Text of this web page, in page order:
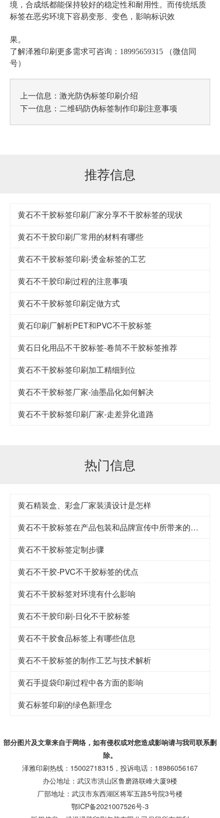
境，合成纸都能保持较好的稳定性和耐用性。而传统纸质
标签在恶劣环境下容易变形、变色，影响标识效
果。
了解泽雅印刷更多需求可咨询：18995659315 （微信同
号）
上一信息： 激光防伪标签印刷介绍
下一信息： 二维码防伪标签制作印刷注意事项
推荐信息
黄石不干胶标签印刷厂家分享不干胶标签的现状
黄石不干胶印刷厂常用的材料有哪些
黄石不干胶标签印刷-烫金标签的工艺
黄石不干胶印刷过程的注意事项
黄石不干胶标签印刷定做方式
黄石印刷厂解析PET和PVC不干胶标签
黄石日化用品不干胶标签-卷筒不干胶标签推荐
黄石不干胶标签印刷加工精细到位
黄石不干胶标签厂家-油墨晶化如何解决
黄石​不干胶标签印刷厂家-走差异化道路
热门信息
黄石精装盒、彩盒厂家装潢设计是怎样
黄石不干胶标签在产品包装和品牌宣传中所带来的益处
黄石不干胶标签定制步骤
黄石不干胶-PVC不干胶标签的优点
黄石不干胶标签对环境有什么影响
黄石不干胶印刷-日化不干胶标签
黄石不干胶食品标签上有哪些信息
黄石不干胶标签的制作工艺与技术解析
黄石手提袋印刷过程中各方面的影响
黄石标签印刷的绿色新理念
部分图片及文章来自于网络，如有侵权或对您造成影响请与我司联系删
除。
泽雅印刷热线：15002718315，投诉电话：18986056167
办公地址：武汉市洪山区鲁磨路联峰大厦9楼
厂部地址：武汉市东西湖区将军五路5号院3号楼
鄂ICP备2021007526号-3